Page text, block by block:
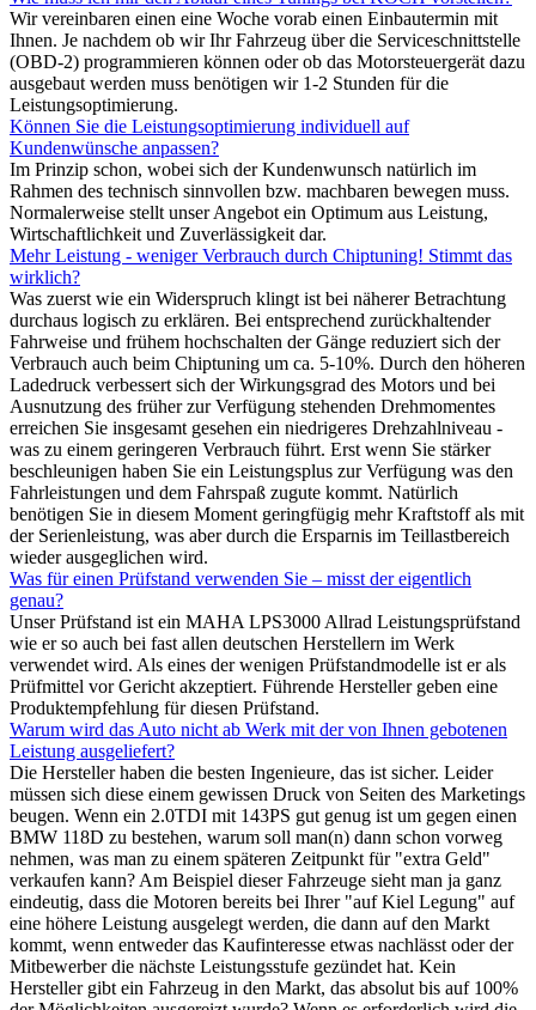
Wir vereinbaren einen eine Woche vorab einen Einbautermin mit
Ihnen. Je nachdem ob wir Ihr Fahrzeug über die Serviceschnittstelle
(OBD-2) programmieren können oder ob das Motorsteuergerät dazu
ausgebaut werden muss benötigen wir 1-2 Stunden für die
Leistungsoptimierung.
Können Sie die Leistungsoptimierung individuell auf
Kundenwünsche anpassen?
Im Prinzip schon, wobei sich der Kundenwunsch natürlich im
Rahmen des technisch sinnvollen bzw. machbaren bewegen muss.
Normalerweise stellt unser Angebot ein Optimum aus Leistung,
Wirtschaftlichkeit und Zuverlässigkeit dar.
Mehr Leistung - weniger Verbrauch durch Chiptuning! Stimmt das
wirklich?
Was zuerst wie ein Widerspruch klingt ist bei näherer Betrachtung
durchaus logisch zu erklären. Bei entsprechend zurückhaltender
Fahrweise und frühem hochschalten der Gänge reduziert sich der
Verbrauch auch beim Chiptuning um ca. 5-10%. Durch den höheren
Ladedruck verbessert sich der Wirkungsgrad des Motors und bei
Ausnutzung des früher zur Verfügung stehenden Drehmomentes
erreichen Sie insgesamt gesehen ein niedrigeres Drehzahlniveau -
was zu einem geringeren Verbrauch führt. Erst wenn Sie stärker
beschleunigen haben Sie ein Leistungsplus zur Verfügung was den
Fahrleistungen und dem Fahrspaß zugute kommt. Natürlich
benötigen Sie in diesem Moment geringfügig mehr Kraftstoff als mit
der Serienleistung, was aber durch die Ersparnis im Teillastbereich
wieder ausgeglichen wird.
Was für einen Prüfstand verwenden Sie – misst der eigentlich
genau?
Unser Prüfstand ist ein MAHA LPS3000 Allrad Leistungsprüfstand
wie er so auch bei fast allen deutschen Herstellern im Werk
verwendet wird. Als eines der wenigen Prüfstandmodelle ist er als
Prüfmittel vor Gericht akzeptiert. Führende Hersteller geben eine
Produktempfehlung für diesen Prüfstand.
Warum wird das Auto nicht ab Werk mit der von Ihnen gebotenen
Leistung ausgeliefert?
Die Hersteller haben die besten Ingenieure, das ist sicher. Leider
müssen sich diese einem gewissen Druck von Seiten des Marketings
beugen. Wenn ein 2.0TDI mit 143PS gut genug ist um gegen einen
BMW 118D zu bestehen, warum soll man(n) dann schon vorweg
nehmen, was man zu einem späteren Zeitpunkt für "extra Geld"
verkaufen kann? Am Beispiel dieser Fahrzeuge sieht man ja ganz
eindeutig, dass die Motoren bereits bei Ihrer "auf Kiel Legung" auf
eine höhere Leistung ausgelegt werden, die dann auf den Markt
kommt, wenn entweder das Kaufinteresse etwas nachlässt oder der
Mitbewerber die nächste Leistungsstufe gezündet hat. Kein
Hersteller gibt ein Fahrzeug in den Markt, das absolut bis auf 100%